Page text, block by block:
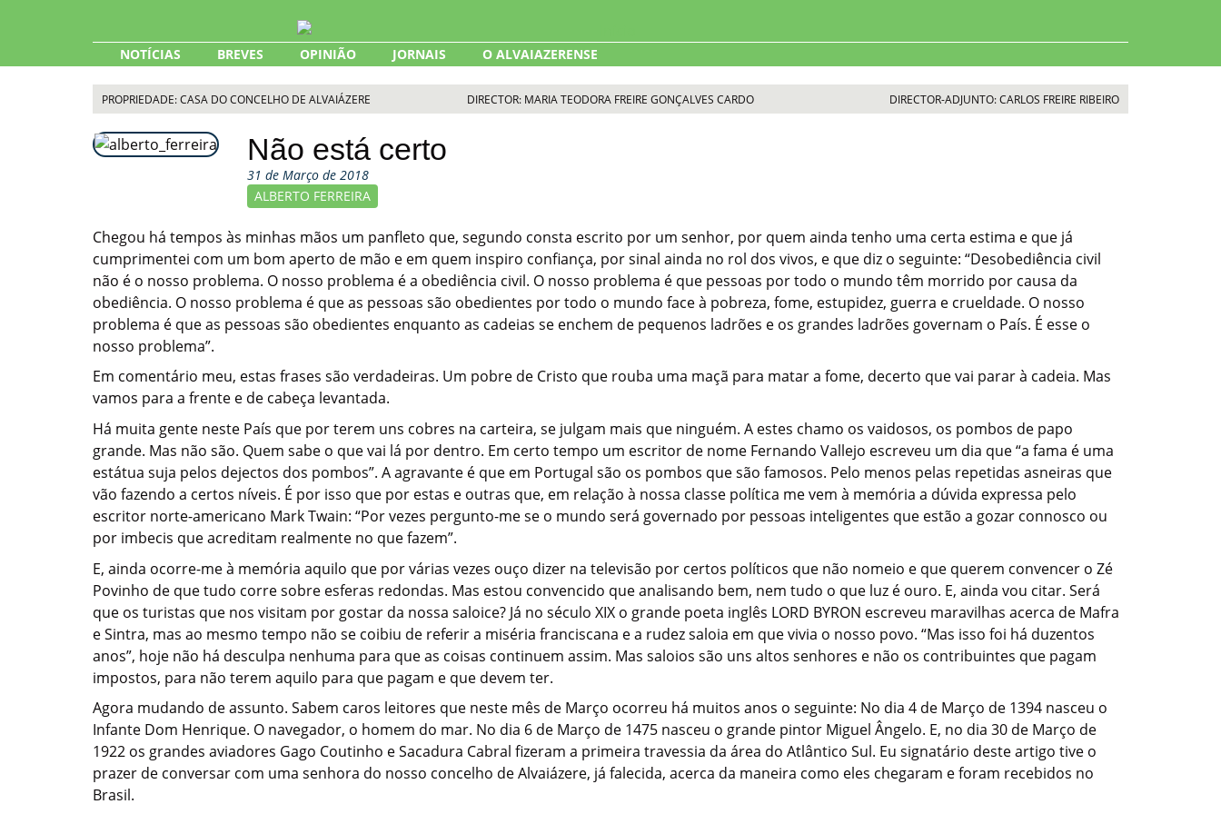
NOTÍCIAS BREVES OPINIÃO JORNAIS O ALVAIAZERENSE
PROPRIEDADE: CASA DO CONCELHO DE ALVAIÁZERE DIRECTOR: MARIA TEODORA FREIRE GONÇALVES CARDO DIRECTOR-ADJUNTO: CARLOS FREIRE RIBEIRO
Não está certo
31 de Março de 2018
ALBERTO FERREIRA
Chegou há tempos às minhas mãos um panfleto que, segundo consta escrito por um senhor, por quem ainda tenho uma certa estima e que já
cumprimentei com um bom aperto de mão e em quem inspiro confiança, por sinal ainda no rol dos vivos, e que diz o seguinte: “Desobediência civil
não é o nosso problema. O nosso problema é a obediência civil. O nosso problema é que pessoas por todo o mundo têm morrido por causa da
obediência. O nosso problema é que as pessoas são obedientes por todo o mundo face à pobreza, fome, estupidez, guerra e crueldade. O nosso
problema é que as pessoas são obedientes enquanto as cadeias se enchem de pequenos ladrões e os grandes ladrões governam o País. É esse o
nosso problema”.
Em comentário meu, estas frases são verdadeiras. Um pobre de Cristo que rouba uma maçã para matar a fome, decerto que vai parar à cadeia. Mas
vamos para a frente e de cabeça levantada.
Há muita gente neste País que por terem uns cobres na carteira, se julgam mais que ninguém. A estes chamo os vaidosos, os pombos de papo
grande. Mas não são. Quem sabe o que vai lá por dentro. Em certo tempo um escritor de nome Fernando Vallejo escreveu um dia que “a fama é uma
estátua suja pelos dejectos dos pombos”. A agravante é que em Portugal são os pombos que são famosos. Pelo menos pelas repetidas asneiras que
vão fazendo a certos níveis. É por isso que por estas e outras que, em relação à nossa classe política me vem à memória a dúvida expressa pelo
escritor norte-americano Mark Twain: “Por vezes pergunto-me se o mundo será governado por pessoas inteligentes que estão a gozar connosco ou
por imbecis que acreditam realmente no que fazem”.
E, ainda ocorre-me à memória aquilo que por várias vezes ouço dizer na televisão por certos políticos que não nomeio e que querem convencer o Zé
Povinho de que tudo corre sobre esferas redondas. Mas estou convencido que analisando bem, nem tudo o que luz é ouro. E, ainda vou citar. Será
que os turistas que nos visitam por gostar da nossa saloice? Já no século XIX o grande poeta inglês LORD BYRON escreveu maravilhas acerca de Mafra
e Sintra, mas ao mesmo tempo não se coibiu de referir a miséria franciscana e a rudez saloia em que vivia o nosso povo. “Mas isso foi há duzentos
anos”, hoje não há desculpa nenhuma para que as coisas continuem assim. Mas saloios são uns altos senhores e não os contribuintes que pagam
impostos, para não terem aquilo para que pagam e que devem ter.
Agora mudando de assunto. Sabem caros leitores que neste mês de Março ocorreu há muitos anos o seguinte: No dia 4 de Março de 1394 nasceu o
Infante Dom Henrique. O navegador, o homem do mar. No dia 6 de Março de 1475 nasceu o grande pintor Miguel Ângelo. E, no dia 30 de Março de
1922 os grandes aviadores Gago Coutinho e Sacadura Cabral fizeram a primeira travessia da área do Atlântico Sul. Eu signatário deste artigo tive o
prazer de conversar com uma senhora do nosso concelho de Alvaiázere, já falecida, acerca da maneira como eles chegaram e foram recebidos no
Brasil.